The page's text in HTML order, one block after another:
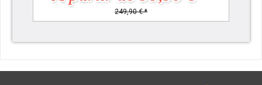
249,90 € *